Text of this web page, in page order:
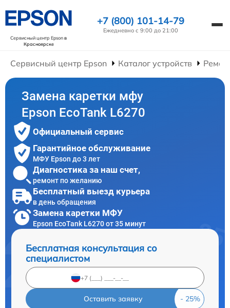
Сервисный центр Epsonв
Красноярске
+7 (800) 101-14-79
Ежедневно с 9:00 до 21:00
Сервисный центр Epson Каталог устройств
Замена каретки мфу
Epson EcoTank L6270
Официальный сервис
Гарантийное обслуживание
МФУ Epson до 3 лет
Диагностика за наш счет,
ремонт по желанию
Бесплатный выезд курьера
в день обращения
Замена каретки МФУ
Epson EcoTank L6270 от 35 минут
Бесплатная консультация со
специалистом
Оставить заявку